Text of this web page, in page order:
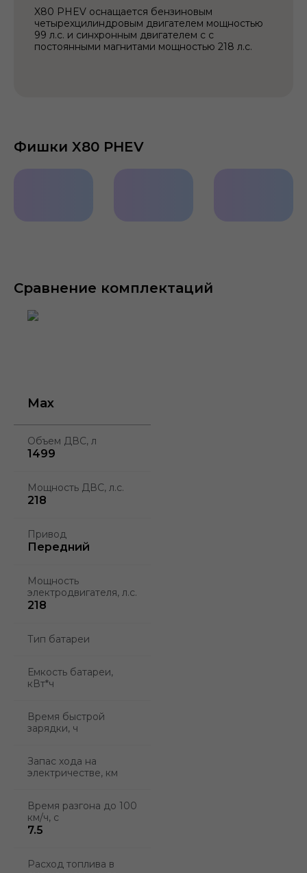
X80 PHEV оснащается бензиновым
четырехцилиндровым двигателем мощностью
99 л.с. и синхронным двигателем с с
постоянными магнитами мощностью 218 л.с.
Фишки X80 PHEV
Сравнение комплектаций
Max
Объем ДВС, л
1499
Мощность ДВС, л.с.
218
Привод
Передний
Мощность
электродвигателя, л.с.
218
Тип батареи
Емкость батареи,
кВт*ч
Время быстрой
зарядки, ч
Запас хода на
электричестве, км
Время разгона до 100
км/ч, с
7.5
Расход топлива в